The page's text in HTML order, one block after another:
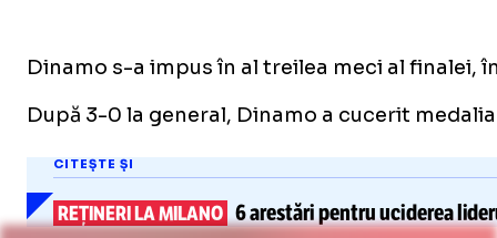
Dinamo s-a impus în al treilea meci al finalei,
După 3-0 la general, Dinamo a cucerit
CITEȘTE ȘI
REȚINERI LA MILANO 6 arestăripentru uciderea